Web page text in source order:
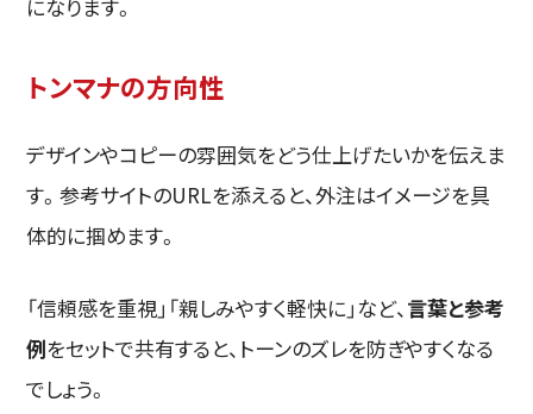
になります。
トンマナの方向性
デザインやコピーの雰囲気をどう仕上げたいかを伝えま
す。参考サイトのURLを添えると、外注はイメージを具
体的に掴めます。
「信頼感を重視」「親しみやすく軽快に」など、 言葉と参考
例をセットで共有すると、トーンのズレを防ぎやすくなる
でしょう。